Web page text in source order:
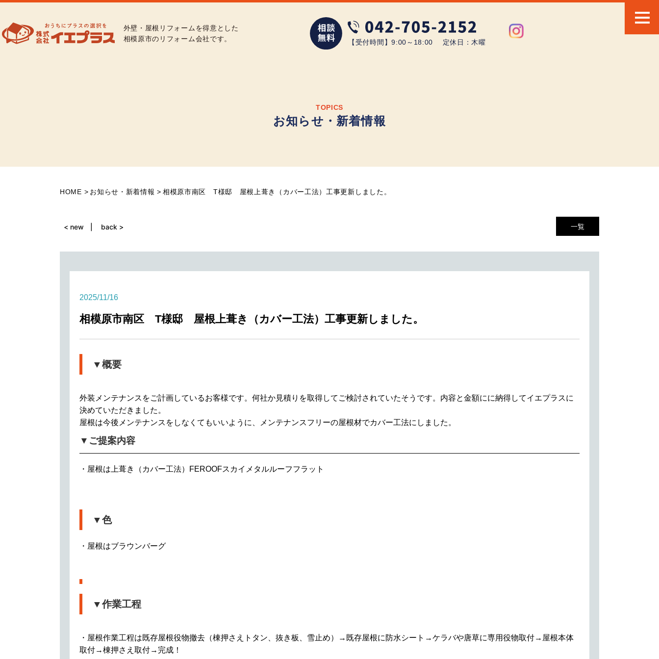
外壁・屋根リフォームを得意とした
相模原市のリフォーム会社です。
【受付時間】9:00～18:00 定休日：木曜
TOPICS
お知らせ・新着情報
HOME お知らせ・新着情報 相模原市南区 T様邸 屋根上葺き（カバー工法）工事更新しました。
一覧
< new back >
2025/11/16
相模原市南区 T様邸 屋根上葺き（カバー工法）工事更新しました。
▼概要
外装メンテナンスをご計画しているお客様です。何社か見積りを取得してご検討されていたそうです。内容と金額にに納得してイエプラスに
決めていただきました。
屋根は今後メンテナンスをしなくてもいいように、メンテナンスフリーの屋根材でカバー工法にしました。
▼ご提案内容
・屋根は上葺き（カバー工法）FEROOFスカイメタルルーフフラット
▼色
・屋根はブラウンバーグ
▼作業工程
・屋根作業工程は既存屋根役物撤去（棟押さえトタン、抜き板、雪止め）→既存屋根に防水シート→ケラバや唐草に専用役物取付→屋根本体
取付→棟押さえ取付→完成！